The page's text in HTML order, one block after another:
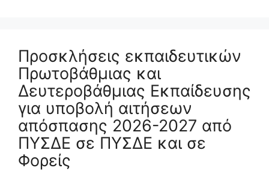
Προσκλήσεις εκπαιδευτικών
Πρωτοβάθμιας και
Δευτεροβάθμιας Εκπαίδευσης
για υποβολή αιτήσεων
απόσπασης 2026-2027 από
ΠΥΣΔΕ σε ΠΥΣΔΕ και σε
Φορείς